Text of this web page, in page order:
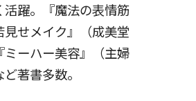
活躍。『魔法の表情筋
見せメイク』（成美堂
ミーハー美容』（主婦
著書多数。